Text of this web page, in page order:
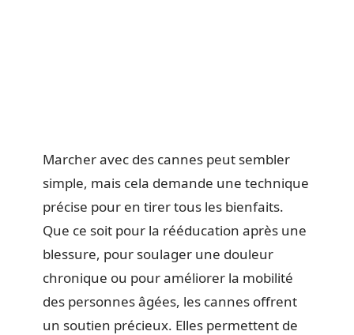
Marcher avec des cannes peut sembler
simple, mais cela demande une technique
précise pour en tirer tous les bienfaits.
Que ce soit pour la rééducation après une
blessure, pour soulager une douleur
chronique ou pour améliorer la mobilité
des personnes âgées, les cannes offrent
un soutien précieux. Elles permettent de